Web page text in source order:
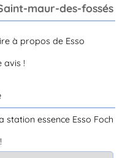
maur-des-fossés
à propos de Esso
avis !
essence Esso Foch